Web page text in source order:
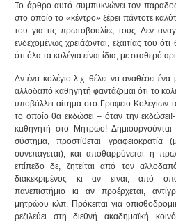
Το άρθρο αυτό συμπυκνώνει τον
στο οποίο το «κέντρο» ξέρει πάντοτε
του για τις πρωτοβουλίες τους. Δεν
ενδεχομένως χρειάζονται, εξαιτίας του
ότι όλα τα κολέγια είναι ίδια, με σταθερό
Αν ένα κολέγιο λ.χ. θέλει να αναθέσει
αλλοδαπό καθηγητή φαντάζομαι ότι το
υποβάλλει αίτημα στο Γραφείο Κολεγίων
το οποίο θα εκδώσει – όταν την
καθηγητή στο Μητρώο! Δημιουργούνται
σύστημα, προστίθεται
συνεπάγεται), και αποθαρρύνεται η
επίπεδο δε, ζητείται από τον
διακεκριμένος κι αν είναι, από
πανεπιστήμιο κι αν προέρχεται,
μητρώου κλπ. Πρόκειται για
ρεζιλεύει στη διεθνή ακαδημαϊκή